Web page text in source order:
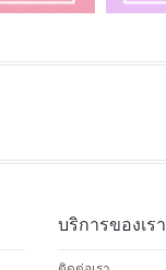
บริการของเรา